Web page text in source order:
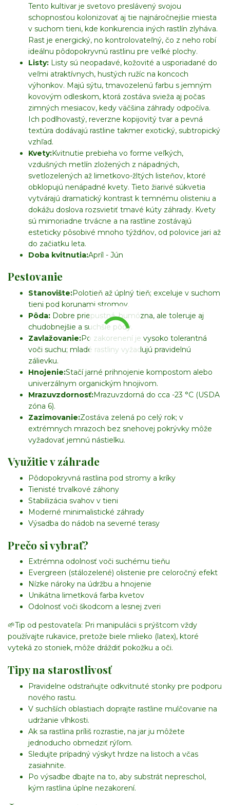
Tento kultivar je svetovo preslávený svojou
schopnosťou kolonizovať aj tie najnáročnejšie miesta
v suchom tieni, kde konkurencia iných rastlín zlyháva.
Rast je energický, no kontrolovateľný, čo z neho robí
ideálnu pôdopokryvnú rastlinu pre veľké plochy.
Listy: Listy sú neopadavé, kožovité a usporiadané do
veľmi atraktívnych, hustých ružíc na koncoch
výhonkov. Majú sýtu, tmavozelenú farbu s jemným
kovovým odleskom, ktorá zostáva svieža aj počas
zimných mesiacov, kedy väčšina záhrady odpočíva.
Ich podlhovastý, reverzne kopijovitý tvar a pevná
textúra dodávajú rastline takmer exotický, subtropický
vzhľad.
Kvety:Kvitnutie prebieha vo forme veľkých,
vzdušných metlín zložených z nápadných,
svetlozelených až limetkovo-žltých listeňov, ktoré
obklopujú nenápadné kvety. Tieto žiarivé súkvetia
vytvárajú dramatický kontrast k temnému olisteniu a
dokážu doslova rozsvietiť tmavé kúty záhrady. Kvety
sú mimoriadne trvácne a na rastline zostávajú
esteticky pôsobivé mnoho týždňov, od polovice jari až
do začiatku leta.
Doba kvitnutia:Apríl - Jún
Pestovanie
Stanovište:Polotieň až úplný tieň; exceluje v suchom
tieni pod korunami stromov.
Pôda: Dobre priepustná, humózna, ale toleruje aj
chudobnejšie a suchšie pôdy.
Zavlažovanie:Po zakorenení je vysoko tolerantná
voči suchu; mladé rastliny vyžadujú pravidelnú
zálievku.
Hnojenie:Stačí jarné prihnojenie kompostom alebo
univerzálnym organickým hnojivom.
Mrazuvzdornosť:Mrazuvzdorná do cca -23 °C (USDA
zóna 6).
Zazimovanie:Zostáva zelená po celý rok; v
extrémnych mrazoch bez snehovej pokrývky môže
vyžadovať jemnú nástielku.
Využitie v záhrade
Pôdopokryvná rastlina pod stromy a kríky
Tienisté trvalkové záhony
Stabilizácia svahov v tieni
Moderné minimalistické záhrady
Výsadba do nádob na severné terasy
Prečo si vybrať?
Extrémna odolnosť voči suchému tieňu
Evergreen (stálozelené) olistenie pre celoročný efekt
Nízke nároky na údržbu a hnojenie
Unikátna limetková farba kvetov
Odolnosť voči škodcom a lesnej zveri
🌱Tip od pestovateľa: Pri manipulácii s prýštcom vždy
používajte rukavice, pretože biele mlieko (latex), ktoré
vyteká zo stoniek, môže dráždiť pokožku a oči.
Tipy na starostlivosť
Pravidelne odstraňujte odkvitnuté stonky pre podporu
nového rastu.
V suchších oblastiach doprajte rastline mulčovanie na
udržanie vlhkosti.
Ak sa rastlina príliš rozrastie, na jar ju môžete
jednoducho obmedziť rýľom.
Sledujte prípadný výskyt hrdze na listoch a včas
zasiahnite.
Po výsadbe dbajte na to, aby substrát nepreschol,
kým rastlina úplne nezakorení.